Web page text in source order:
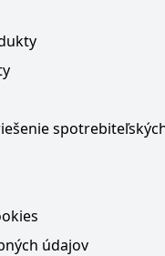
údajov